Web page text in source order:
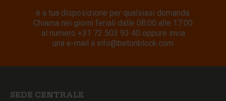
è a tua disposizione per qualsiasi domanda.
Chiama nei giorni feriali dalle 08:00 alle 17:00
al numero +31 72 503 93 40 oppure invia
una e-mail a info@betonblock.com
SEDE CENTRALE